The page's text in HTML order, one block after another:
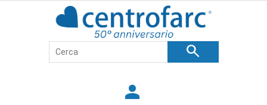
search
person